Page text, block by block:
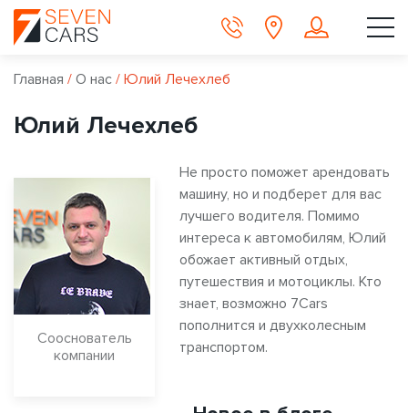
Главная / О нас / Юлий Лечехлеб
Юлий Лечехлеб
Сооснователь
компании
Не просто поможет арендовать
машину, но и подберет для вас
лучшего водителя. Помимо
интереса к автомобилям, Юлий
обожает активный отдых,
путешествия и мотоциклы. Кто
знает, возможно 7Cars
пополнится и двухколесным
транспортом.